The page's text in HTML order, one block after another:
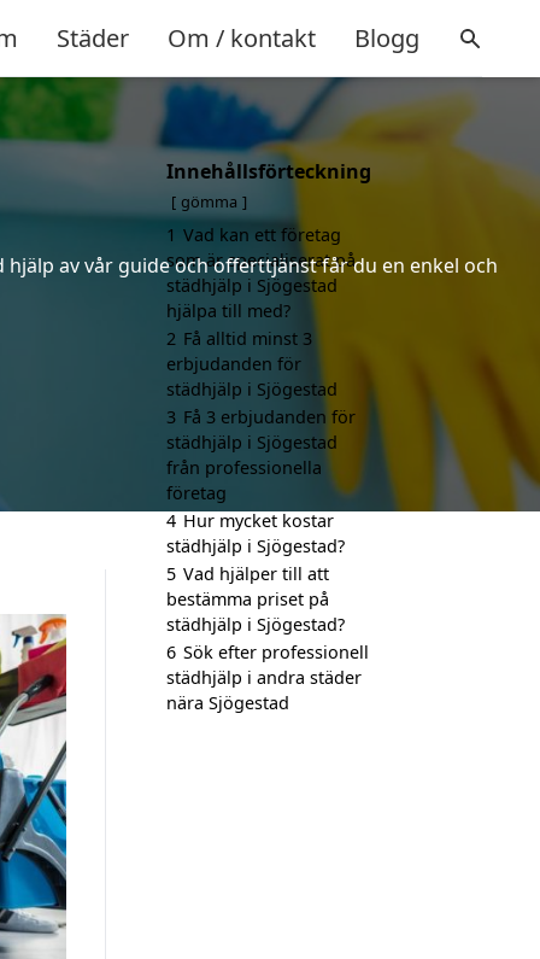
Städer Om / kontakt Blogg
av vår guide och offerttjänst får du en enkel och
Innehållsförteckning
gömma
1 Vad kan ett företag
som är specialiserat på
städhjälp i Sjögestad
hjälpa till med?
2 Få alltid minst 3
erbjudanden för
städhjälp i Sjögestad
3 Få 3 erbjudanden för
städhjälp i Sjögestad
från professionella
företag
4 Hur mycket kostar
städhjälp i Sjögestad?
5 Vad hjälper till att
bestämma priset på
städhjälp i Sjögestad?
6 Sök efter professionell
städhjälp i andra städer
nära Sjögestad